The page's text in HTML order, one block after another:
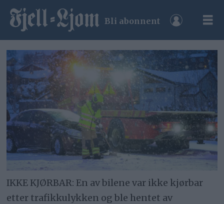
Bli abonnent
IKKE KJØRBAR: En av bilene var ikke kjørbar
etter trafikkulykken og ble hentet av